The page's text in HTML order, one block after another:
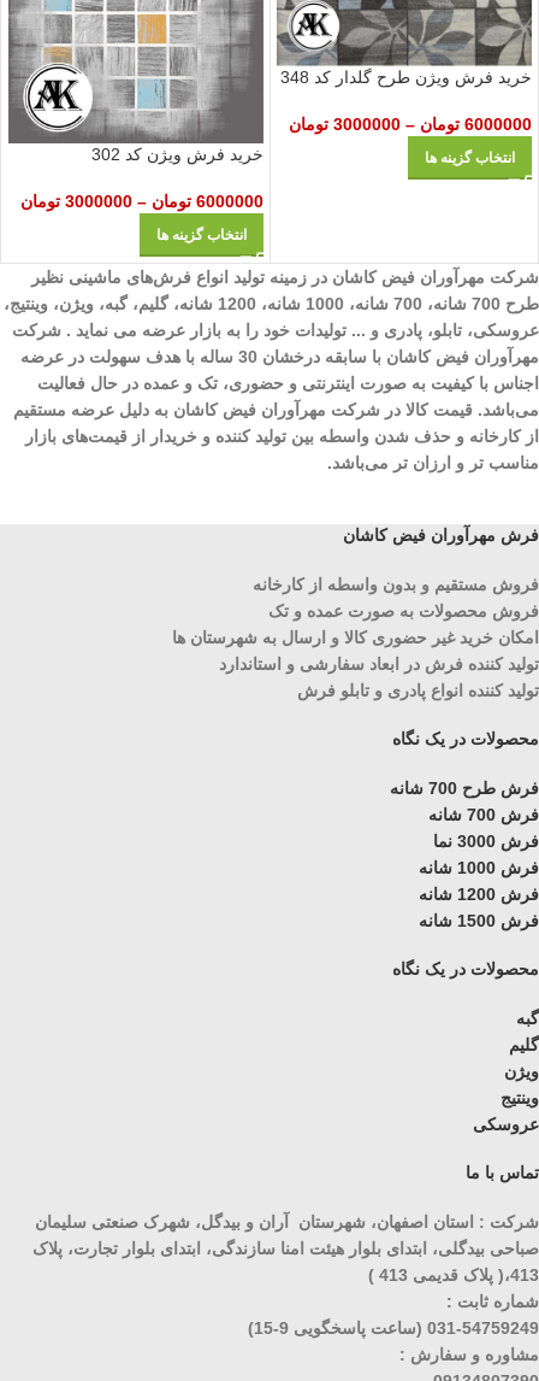
خرید فرش ویژن طرح گلدار کد 348
6000000 تومان –
3000000 تومان
انتخاب گزینه ها خرید فرش ویژن کد 302
6000000 تومان –
3000000 تومان
انتخاب گزینه ها
شرکت مهرآوران فیض کاشان در زمینه تولید انواع فرش‌های ماشینی نظیر
طرح 700 شانه، 700 شانه، 1000 شانه، 1200 شانه، گلیم، گبه، ویژن، وینتیج،
عروسکی، تابلو، پادری و ... تولیدات خود را به بازار عرضه می نماید . شرکت
مهرآوران فیض کاشان با سابقه درخشان 30 ساله با هدف سهولت در عرضه
اجناس با کیفیت به صورت اینترنتی و حضوری، تک و عمده در حال فعالیت
می‌باشد. قیمت کالا در شرکت مهرآوران فیض کاشان به دلیل عرضه مستقیم
از کارخانه و حذف شدن واسطه بین تولید کننده و خریدار از قیمت‌های بازار
مناسب تر و ارزان تر می‌باشد.
فرش مهرآوران فیض کاشان
فروش مستقیم و بدون واسطه از کارخانه
فروش محصولات به صورت عمده و تک
امکان خرید غیر حضوری کالا و ارسال به شهرستان ها
تولید کننده فرش در ابعاد سفارشی و استاندارد
تولید کننده انواع پادری و تابلو فرش
محصولات در یک نگاه
فرش طرح 700 شانه
فرش 700 شانه
فرش 3000 نما
فرش 1000 شانه
فرش 1200 شانه
فرش 1500 شانه
محصولات در یک نگاه
گبه
گلیم
ویژن
وینتیج
عروسکی
تماس با ما
شرکت : استان اصفهان، شهرستان آران و بیدگل، شهرک صنعتی سلیمان
صباحی بیدگلی، ابتدای بلوار هیئت امنا سازندگی، ابتدای بلوار تجارت، پلاک
413،( پلاک قدیمی 413 )
شماره ثابت :
031-54759249 (ساعت پاسخگویی 9-15)
مشاوره و سفارش :